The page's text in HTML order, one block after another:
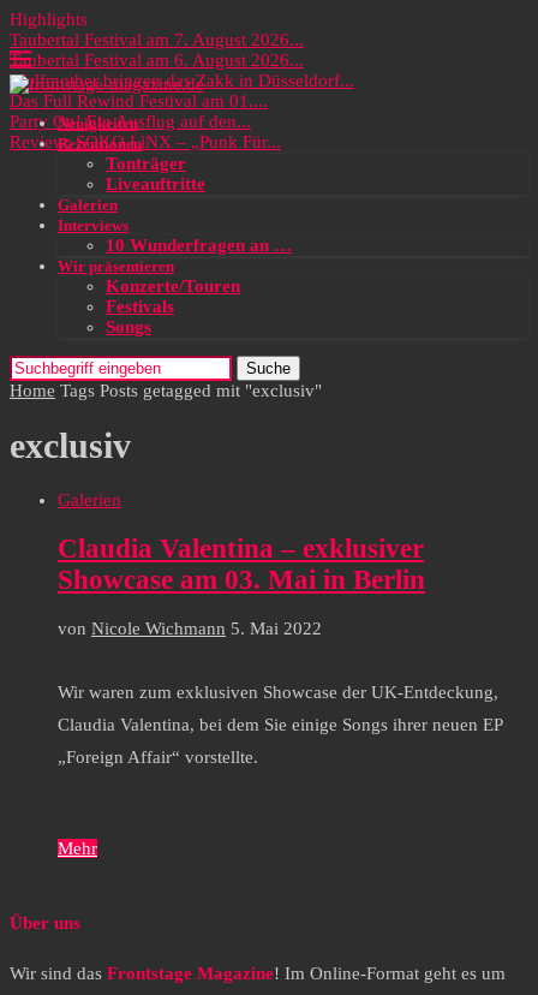
Highlights
Taubertal Festival am 7. August 2026...
Taubertal Festival am 6. August 2026...
Wolfmother bringen das Zakk in Düsseldorf...
Das Full Rewind Festival am 01....
Party On! Ein Ausflug auf den...
Review: SOKO LiNX – „Punk Für...
Neuigkeiten
Rezensionen
Tonträger
Liveauftritte
Galerien
Interviews
10 Wunderfragen an …
Wir präsentieren
Konzerte/Touren
Festivals
Songs
Suche
Home Tags Posts getagged mit "exclusiv"
exclusiv
Galerien
Claudia Valentina – exklusiver
Showcase am 03. Mai in Berlin
von Nicole Wichmann 5. Mai 2022
Wir waren zum exklusiven Showcase der UK-Entdeckung,
Claudia Valentina, bei dem Sie einige Songs ihrer neuen EP
„Foreign Affair“ vorstellte.
Mehr
Über uns
Wir sind das Frontstage Magazine! Im Online-Format geht es um